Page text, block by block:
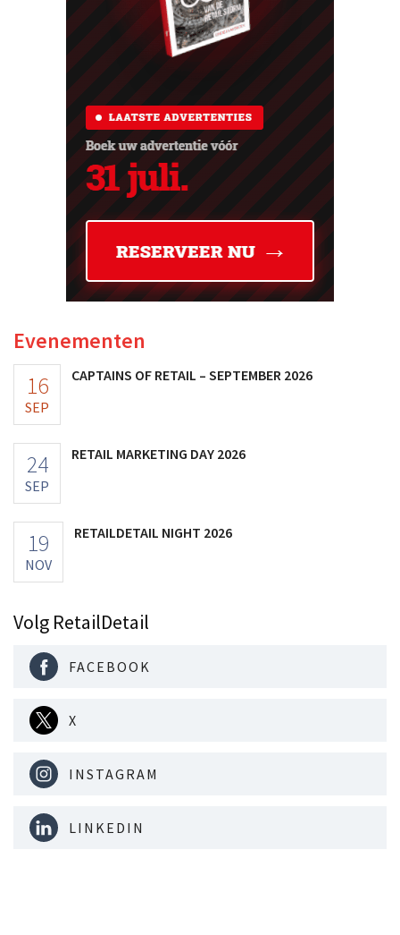
Evenementen
16
SEP
CAPTAINS OF RETAIL – SEPTEMBER 2026
24
SEP
RETAIL MARKETING DAY 2026
19
NOV
RETAILDETAIL NIGHT 2026
Volg RetailDetail
FACEBOOK
X
INSTAGRAM
LINKEDIN